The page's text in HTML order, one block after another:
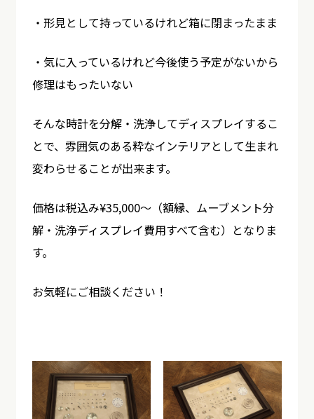
・形見として持っているけれど箱に閉まったまま
・気に入っているけれど今後使う予定がないから
修理はもったいない
そんな時計を分解・洗浄してディスプレイするこ
とで、雰囲気のある粋なインテリアとして生まれ
変わらせることが出来ます。
価格は税込み¥35,000～（額縁、ムーブメント分
解・洗浄ディスプレイ費用すべて含む）となりま
す。
お気軽にご相談ください！